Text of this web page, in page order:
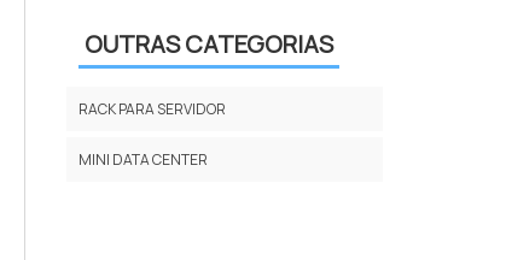
OUTRAS CATEGORIAS
RACK PARA SERVIDOR
MINI DATA CENTER